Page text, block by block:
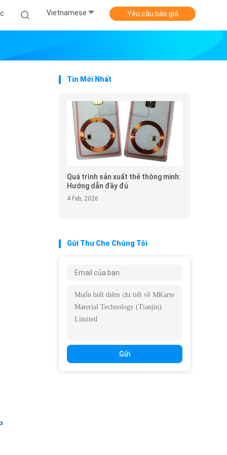
Vietnamese Yêu cầu báo giá
Tin Mới Nhất
Quá trình sản xuất thẻ thông minh:
Hướng dẫn đầy đủ
4 Feb, 2026
Gửi Thư Cho Chúng Tôi
Gửi